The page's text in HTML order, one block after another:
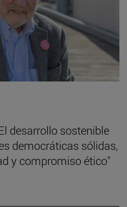
desarrollo sostenible
democráticas sólidas,
y compromiso ético"